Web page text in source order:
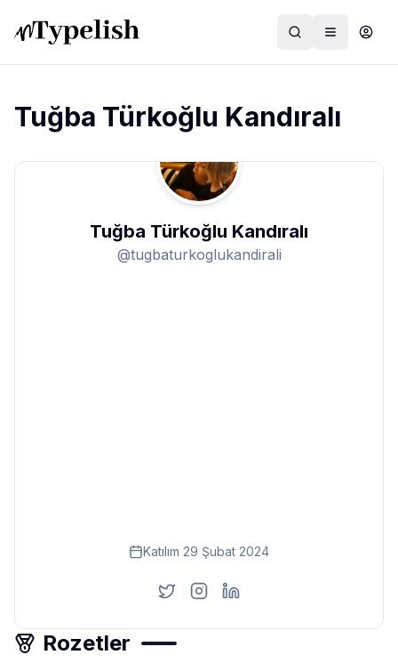
Dünya
Kültür ve Sanat
Tuğba Türkoğlu Kandıralı
Tuğba Türkoğlu Kandıralı
@tugbaturkoglukandirali
Katılım 29 Şubat 2024
Rozetler